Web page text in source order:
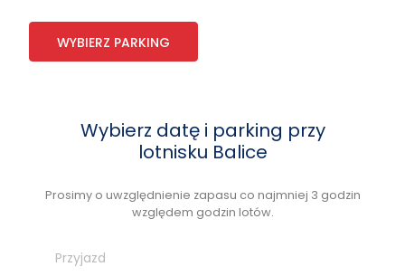
WYBIERZ PARKING
Wybierz datę i parking przy
lotnisku Balice
Prosimy o uwzględnienie zapasu co najmniej 3 godzin
względem godzin lotów.
Przyjazd